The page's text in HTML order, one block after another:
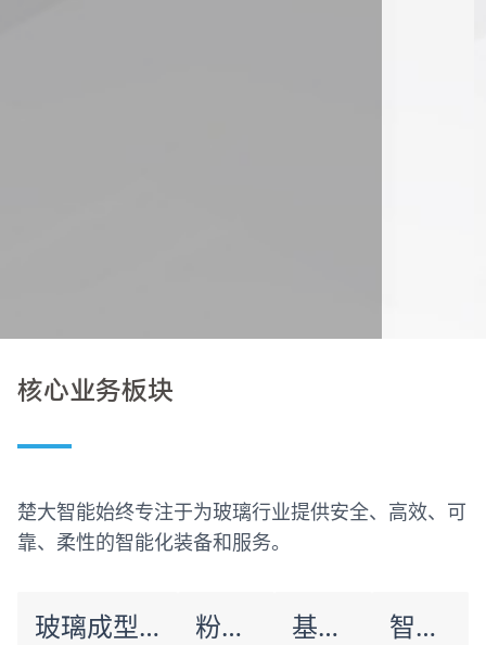
核心业务板块
楚大智能始终专注于为玻璃行业提供安全、高效、可
靠、柔性的智能化装备和服务。
玻璃成型设备 粉体物自动配料系统 基于机器人的产线智能化单元 智能产线